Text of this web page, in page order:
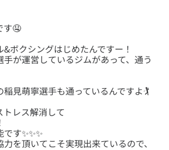
ボクシングはじめたんですー！
が運営しているジムがあって、通う
トレス解消して
す✨✨✨
を頂いてこそ実現出来ているので、